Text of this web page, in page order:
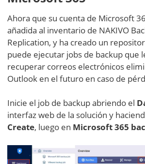
Ahora que su cuenta de Microsoft
añadida al inventario de NAKIVO
Replication, y ha creado un
puede ejecutar jobs de backup que
recuperar correos electrónicos
Outlook en el futuro en caso de
Inicie el job de backup abriendo el
interfaz web de la solución y
Create, luego en Microsoft 365